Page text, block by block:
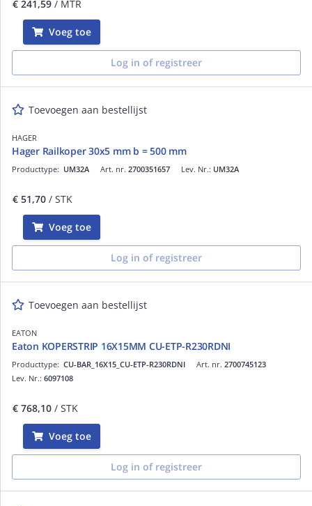
€ 241,59 / MTR
Voeg toe
Log in of registreer
Toevoegen aan bestellijst
HAGER
Hager Railkoper 30x5 mm b = 500 mm
Art. nr. 2700351657
Producttype: UM32A Lev. Nr.: UM32A
€ 51,70 / STK
Voeg toe
Log in of registreer
Toevoegen aan bestellijst
EATON
Eaton KOPERSTRIP 16X15MM CU-ETP-R230RDNI
Art. nr. 2700745123
Producttype: CU-BAR_16X15_CU-ETP-R230RDNI
Lev. Nr.: 6097108
€ 768,10 / STK
Voeg toe
Log in of registreer